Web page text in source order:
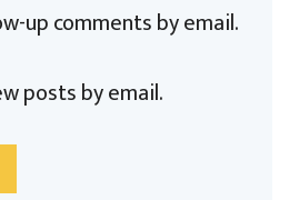
up comments by email.
posts by email.